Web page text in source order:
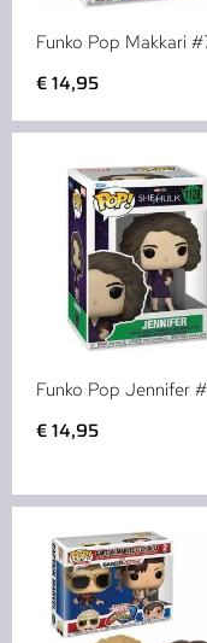
Funko Pop Makkari
€14,95
Funko Pop Jennifer
€14,95